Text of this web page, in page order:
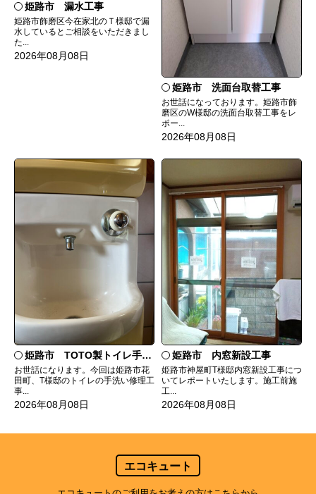
姫路市 漏水工事
姫路市飾磨区今在家北のＴ様邸で漏
水しているとご相談をいただきまし
た...
2026年08月08日
姫路市 洗面台取替工事
お世話になっております。姫路市飾
磨区のW様邸の洗面台取替工事をレ
ポー...
2026年08月08日
姫路市 TOTO製トイレ手洗いの水漏れ修理
お世話になります。今回は姫路市花
田町、T様邸のトイレの手洗い修理工
事...
2026年08月08日
姫路市 内窓新設工事
姫路市神屋町T様邸内窓新設工事につ
いてレポートいたします。施工前施
工...
2026年08月08日
エコキュート